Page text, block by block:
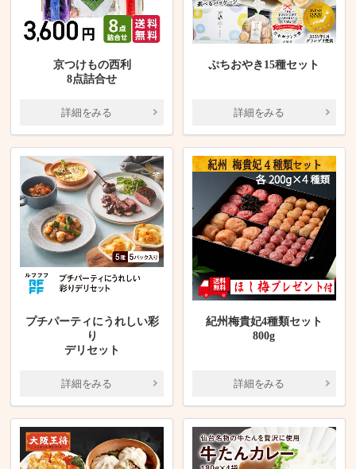
京つけもの西利
8点詰合せ
詳細をみる
ぷちおやき15種セット
詳細をみる
プチパーティにうれしい彩
り
デリセット
詳細をみる
紀州梅貴妃4種類セット
800g
詳細をみる